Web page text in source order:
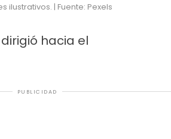
ilustrativos. | Fuente: Pexels
dirigió hacia el
PUBLICIDAD